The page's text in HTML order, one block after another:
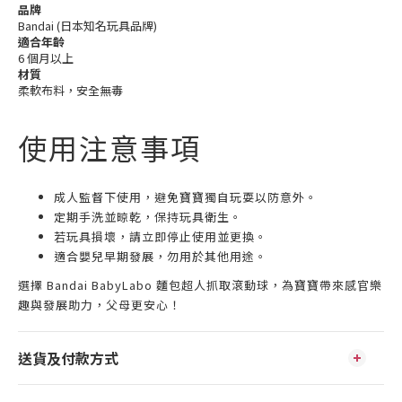
品牌
Bandai (日本知名玩具品牌)
適合年齡
6 個月以上
材質
柔軟布料，安全無毒
使用注意事項
成人監督下使用，避免寶寶獨自玩耍以防意外。
定期手洗並晾乾，保持玩具衛生。
若玩具損壞，請立即停止使用並更換。
適合嬰兒早期發展，勿用於其他用途。
選擇 Bandai BabyLabo 麵包超人抓取滾動球，為寶寶帶來感官樂
趣與發展助力，父母更安心！
送貨及付款方式